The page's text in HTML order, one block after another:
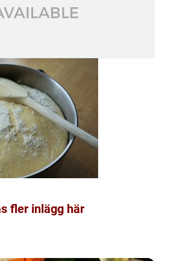
fler inlägg här